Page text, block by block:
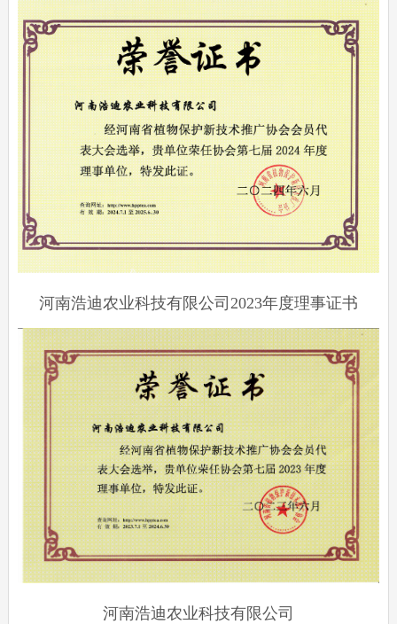
河南浩迪农业科技有限公司2023年度理事证书
河南浩迪农业科技有限公司